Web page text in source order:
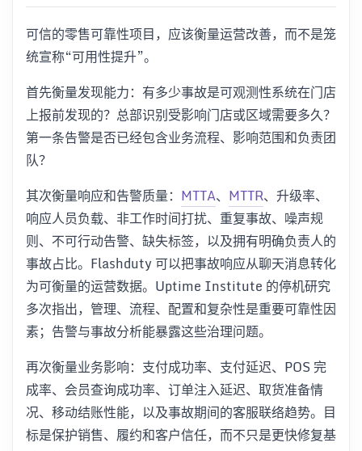
可信的零售可靠性项目，应该衡量运营改善，而不是笼
统宣称“可用性提升”。
首先衡量发现能力：有多少事故是可观测性系统在门店
上报前发现的？总部识别受影响门店或区域需要多久？
第一条告警是否已经包含业务流程、影响范围和负责团
队？
其次衡量响应和告警质量： MTTA、 MTTR、升级率、
响应人员负载、非工作时间打扰、重复事故、噪声规
则、不可行动告警、缺失标签，以及拥有明确负责人的
事故占比。Flashduty 可以把事故响应从聊天消息转化
为可衡量的运营数据。Uptime Institute 的停机研究
多次指出，管理、流程、配置和复杂性是重要可靠性因
素；告警与事故分析能暴露这些治理问题。
再次衡量业务影响：支付成功率、支付延迟、POS 完
成率、会员查询成功率、订单注入延迟、取货准备情
况、移动结账性能，以及事故期间的客服联络趋势。目
标是保护销售、履约和客户信任，而不只是更快修复基